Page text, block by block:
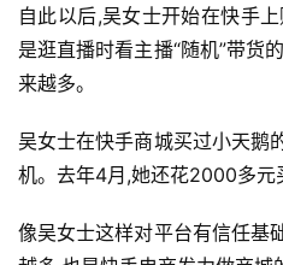
自此以后,吴女士开始在快手
是逛直播时看主播“随机”带货
来越多。
吴女士在快手商城买过小天鹅
机。去年4月,她还花2000多元
像吴女士这样对平台有信任基